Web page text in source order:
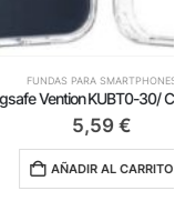
Funda Dura con Magsafe Vention KUBT0-30/ Compatible con iPhone 14 Pro/ Transparente